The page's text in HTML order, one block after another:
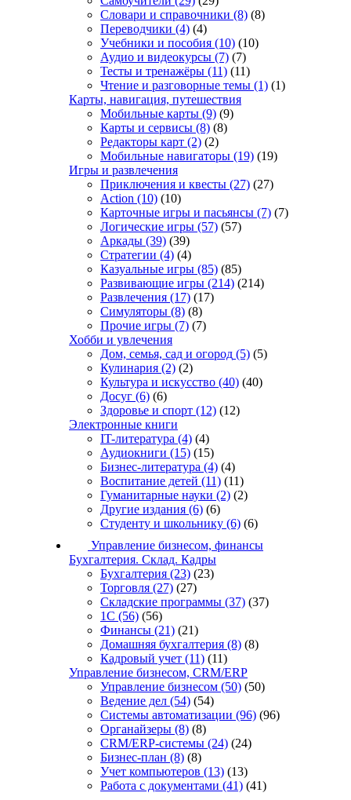
Словари и справочники (8) (8)
Переводчики (4) (4)
Учебники и пособия (10) (10)
Аудио и видеокурсы (7) (7)
Тесты и тренажёры (11) (11)
Чтение и разговорные темы (1) (1)
Карты, навигация, путешествия
Мобильные карты (9) (9)
Карты и сервисы (8) (8)
Редакторы карт (2) (2)
Мобильные навигаторы (19) (19)
Игры и развлечения
Приключения и квесты (27) (27)
Action (10) (10)
Карточные игры и пасьянсы (7) (7)
Логические игры (57) (57)
Аркады (39) (39)
Стратегии (4) (4)
Казуальные игры (85) (85)
Развивающие игры (214) (214)
Развлечения (17) (17)
Симуляторы (8) (8)
Прочие игры (7) (7)
Хобби и увлечения
Дом, семья, сад и огород (5) (5)
Кулинария (2) (2)
Культура и искусство (40) (40)
Досуг (6) (6)
Здоровье и спорт (12) (12)
Электронные книги
IT-литература (4) (4)
Аудиокниги (15) (15)
Бизнес-литература (4) (4)
Воспитание детей (11) (11)
Гуманитарные науки (2) (2)
Другие издания (6) (6)
Студенту и школьнику (6) (6)
Управление бизнесом, финансы
Бухгалтерия. Склад. Кадры
Бухгалтерия (23) (23)
Торговля (27) (27)
Складские программы (37) (37)
1С (56) (56)
Финансы (21) (21)
Домашняя бухгалтерия (8) (8)
Кадровый учет (11) (11)
Управление бизнесом, CRM/ERP
Управление бизнесом (50) (50)
Ведение дел (54) (54)
Системы автоматизации (96) (96)
Органайзеры (8) (8)
CRM/ERP-системы (24) (24)
Бизнес-план (8) (8)
Учет компьютеров (13) (13)
Работа с документами (41) (41)